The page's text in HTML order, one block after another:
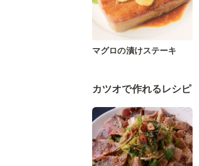
マグロの漬けステーキ
カツオで作れるレシピ